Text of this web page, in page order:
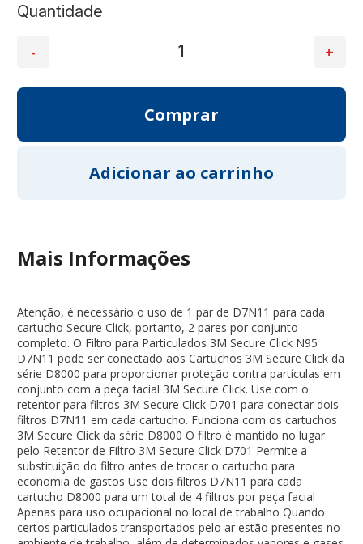
Quantidade
Mais Informações
Atenção, é necessário o uso de 1 par de D7N11 para cada
cartucho Secure Click, portanto, 2 pares por conjunto
completo. O Filtro para Particulados 3M Secure Click N95
D7N11 pode ser conectado aos Cartuchos 3M Secure Click da
série D8000 para proporcionar proteção contra partículas em
conjunto com a peça facial 3M Secure Click. Use com o
retentor para filtros 3M Secure Click D701 para conectar dois
filtros D7N11 em cada cartucho. Funciona com os cartuchos
3M Secure Click da série D8000 O filtro é mantido no lugar
pelo Retentor de Filtro 3M Secure Click D701 Permite a
substituição do filtro antes de trocar o cartucho para
economia de gastos Use dois filtros D7N11 para cada
cartucho D8000 para um total de 4 filtros por peça facial
Apenas para uso ocupacional no local de trabalho Quando
certos particulados transportados pelo ar estão presentes no